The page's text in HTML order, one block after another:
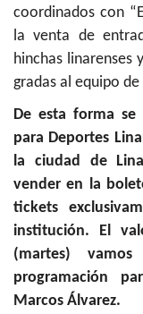
coordinados con
la venta de
hinchas linarenses
gradas al equipo de
De esta forma
para Deportes
la ciudad de
vender en la
tickets
institución. El
(martes)
programación
Marcos Álvarez.